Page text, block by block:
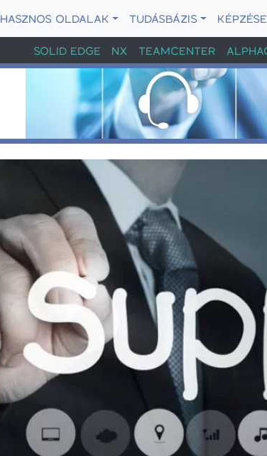
HASZNOS OLDALAK TUDÁSBÁZIS
SOLID EDGE
NX TEAMCENTER